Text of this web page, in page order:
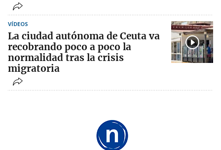
VÍDEOS
La ciudad autónoma de Ceuta va
recobrando poco a poco la
normalidad tras la crisis
migratoria